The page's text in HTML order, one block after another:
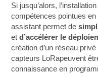
Si jusqu’alors,
compétences pointues
assistant permet de
etd’accélérer le
création d’un réseau
capteurs LoRapeuvent
connaissance en